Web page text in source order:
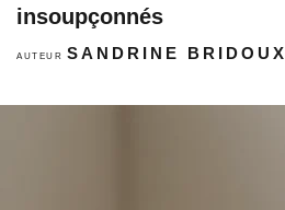
insoupçonnés
AUTEURSANDRINE BRIDOUX